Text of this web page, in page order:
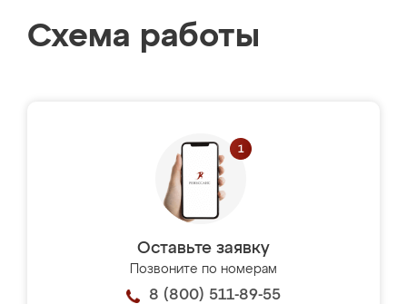
Схема работы
Оставьте заявку
Позвоните по номерам
8 (800) 511-89-55